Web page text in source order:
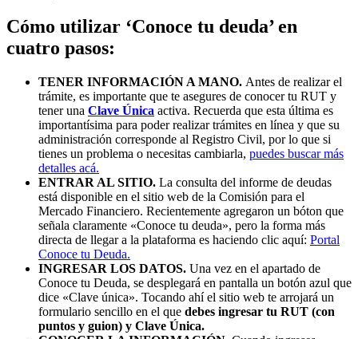
Cómo utilizar ‘Conoce tu deuda’ en
cuatro pasos:
TENER INFORMACIÓN A MANO. Antes de realizar el
trámite, es importante que te asegures de conocer tu RUT y
tener una Clave Única activa. Recuerda que esta última es
importantísima para poder realizar trámites en línea y que su
administración corresponde al Registro Civil, por lo que si
tienes un problema o necesitas cambiarla, puedes buscar más
detalles acá.
ENTRAR AL SITIO. La consulta del informe de deudas
está disponible en el sitio web de la Comisión para el
Mercado Financiero. Recientemente agregaron un bóton que
señala claramente «Conoce tu deuda», pero la forma más
directa de llegar a la plataforma es haciendo clic aquí: Portal
Conoce tu Deuda.
INGRESAR LOS DATOS. Una vez en el apartado de
Conoce tu Deuda, se desplegará en pantalla un botón azul que
dice «Clave única». Tocando ahí el sitio web te arrojará un
formulario sencillo en el que debes ingresar tu RUT (con
puntos y guion) y Clave Única.